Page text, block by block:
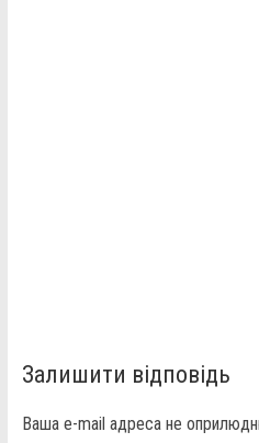
Залишити відповідь
Ваша e-mail адреса не